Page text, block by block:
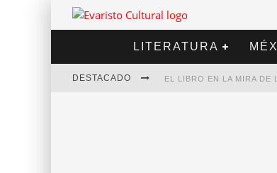
LITERATURA
DESTACADO EL LIBRO EN LA MIRA DE